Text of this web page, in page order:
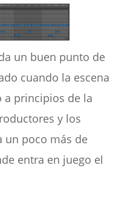
un buen punto de
cuando la escena
a principios de la
y los
un poco más de
entra en juego el